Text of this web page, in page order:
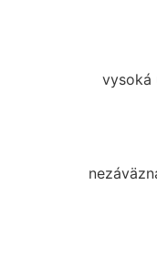
vysoká